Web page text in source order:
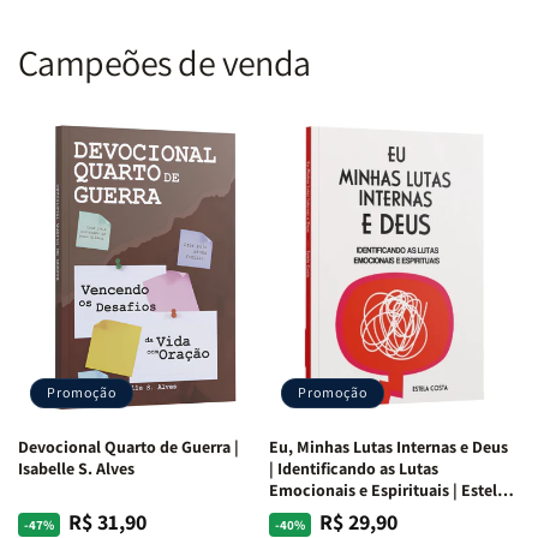
Campeões de venda
Promoção
Devocional Quarto de Guerra |
Isabelle S. Alves
-47%
Preço
PreçoR$ 31,90
Promoção
Eu, Minhas Lutas Internas e Deus
| Identificando as Lutas
Emocionais e Espirituais | Estela
Costa
-40%
Preço
PreçoR$ 29,90